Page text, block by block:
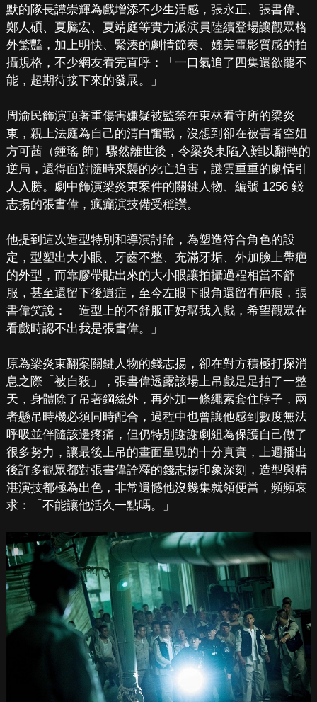
默的隊長譚崇輝為戲增添不少生活感，張永正、張書偉、
鄭人碩、夏騰宏、夏靖庭等實力派演員陸續登場讓觀眾格
外驚豔，加上明快、緊湊的劇情節奏、媲美電影質感的拍
攝規格，不少網友看完直呼：「一口氣追了四集還欲罷不
能，超期待接下來的發展。」
周渝民飾演頂著重傷害嫌疑被監禁在東林看守所的梁炎
東，親上法庭為自己的清白奮戰，沒想到卻在被害者空姐
方可茜（鍾瑤 飾）驟然離世後，令梁炎東陷入難以翻轉的
逆局，還得面對隨時來襲的死亡迫害，謎雲重重的劇情引
人入勝。劇中飾演梁炎東案件的關鍵人物、編號 1256 錢
志揚的張書偉，瘋癲演技備受稱讚。
他提到這次造型特別和導演討論，為塑造符合角色的設
定，型塑出大小眼、牙齒不整、充滿牙垢、外加臉上帶疤
的外型，而靠膠帶貼出來的大小眼讓拍攝過程相當不舒
服，甚至還留下後遺症，至今左眼下眼角還留有疤痕，張
書偉笑說：「造型上的不舒服正好幫我入戲，希望觀眾在
看戲時認不出我是張書偉。」
原為梁炎東翻案關鍵人物的錢志揚，卻在對方積極打探消
息之際「被自殺」，張書偉透露該場上吊戲足足拍了一整
天，身體除了吊著鋼絲外，再外加一條繩索套住脖子，兩
者懸吊時機必須同時配合，過程中也曾讓他感到數度無法
呼吸並伴隨該邊疼痛，但仍特別謝謝劇組為保護自己做了
很多努力，讓最後上吊的畫面呈現的十分真實，上週播出
後許多觀眾都對張書偉詮釋的錢志揚印象深刻，造型與精
湛演技都極為出色，非常遺憾他沒幾集就領便當，頻頻哀
求：「不能讓他活久一點嗎。」